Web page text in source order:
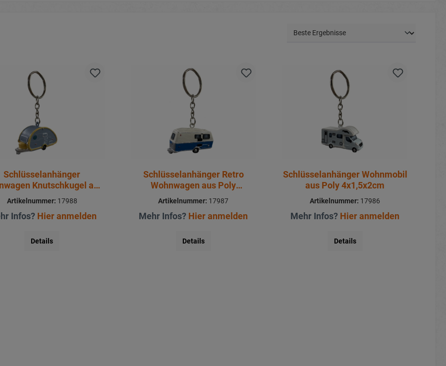
Schlüsselanhänger
Knutschkugel aus
Poly 4x1,5x2cm
Artikelnummer: 17988
Infos? Hier anmelden
Details
Schlüsselanhänger Retro
Wohnwagen aus Poly
4x1,5x2cm
Artikelnummer: 17987
Mehr Infos? Hier anmelden
Details
Schlüsselanhänger Wohnmobil
aus Poly 4x1,5x2cm
Artikelnummer: 17986
Mehr Infos? Hier anmelden
Details